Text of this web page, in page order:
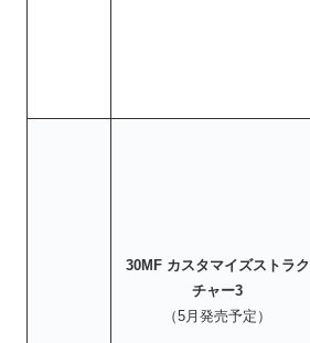
30MF カスタマイズストラク
チャー3
（5月発売予定）